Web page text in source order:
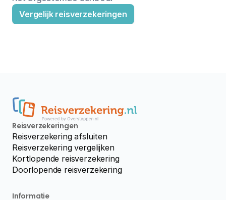
Vergelijk reisverzekeringen
Reisverzekeringen
Reisverzekering afsluiten
Reisverzekering vergelijken
Kortlopende reisverzekering
Doorlopende reisverzekering
Informatie